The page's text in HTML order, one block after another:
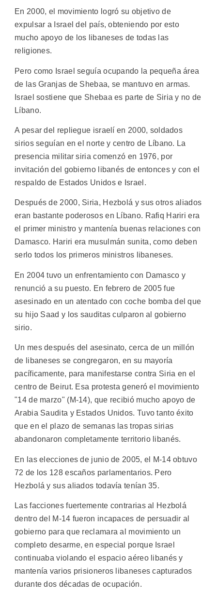
En 2000, el movimiento logró su objetivo de
expulsar a Israel del país, obteniendo por esto
mucho apoyo de los libaneses de todas las
religiones.
Pero como Israel seguía ocupando la pequeña área
de las Granjas de Shebaa, se mantuvo en armas.
Israel sostiene que Shebaa es parte de Siria y no de
Líbano.
A pesar del repliegue israelí en 2000, soldados
sirios seguían en el norte y centro de Líbano. La
presencia militar siria comenzó en 1976, por
invitación del gobierno libanés de entonces y con el
respaldo de Estados Unidos e Israel.
Después de 2000, Siria, Hezbolá y sus otros aliados
eran bastante poderosos en Líbano. Rafiq Hariri era
el primer ministro y mantenía buenas relaciones con
Damasco. Hariri era musulmán sunita, como deben
serlo todos los primeros ministros libaneses.
En 2004 tuvo un enfrentamiento con Damasco y
renunció a su puesto. En febrero de 2005 fue
asesinado en un atentado con coche bomba del que
su hijo Saad y los sauditas culparon al gobierno
sirio.
Un mes después del asesinato, cerca de un millón
de libaneses se congregaron, en su mayoría
pacíficamente, para manifestarse contra Siria en el
centro de Beirut. Esa protesta generó el movimiento
"14 de marzo" (M-14), que recibió mucho apoyo de
Arabia Saudita y Estados Unidos. Tuvo tanto éxito
que en el plazo de semanas las tropas sirias
abandonaron completamente territorio libanés.
En las elecciones de junio de 2005, el M-14 obtuvo
72 de los 128 escaños parlamentarios. Pero
Hezbolá y sus aliados todavía tenían 35.
Las facciones fuertemente contrarias al Hezbolá
dentro del M-14 fueron incapaces de persuadir al
gobierno para que reclamara al movimiento un
completo desarme, en especial porque Israel
continuaba violando el espacio aéreo libanés y
mantenía varios prisioneros libaneses capturados
durante dos décadas de ocupación.